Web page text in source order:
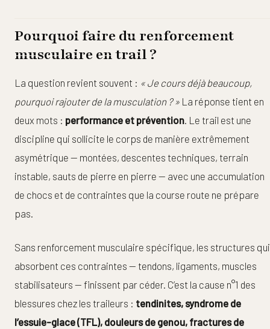
Pourquoi faire du renforcement
musculaire en trail ?
La question revient souvent : « Je cours déjà beaucoup,
pourquoi rajouter de la musculation ? » La réponse tient en
deux mots : performance et prévention. Le trail est une
discipline qui sollicite le corps de manière extrêmement
asymétrique — montées, descentes techniques, terrain
instable, sauts de pierre en pierre — avec une accumulation
de chocs et de contraintes que la course route ne prépare
pas.
Sans renforcement musculaire spécifique, les structures qui
absorbent ces contraintes — tendons, ligaments, muscles
stabilisateurs — finissent par céder. C’est la cause n°1 des
blessures chez les traileurs : tendinites, syndrome de
l’essuie-glace (TFL), douleurs de genou, fractures de